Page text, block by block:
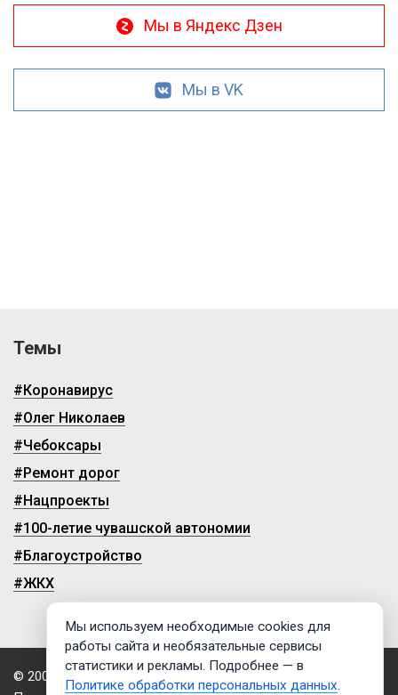
Мы в Яндекс Дзен
Мы в VK
Темы
#Коронавирус
#Олег Николаев
#Чебоксары
#Ремонт дорог
#Нацпроекты
#100-летие чувашской автономии
#Благоустройство
#ЖКХ
© 2009-2026, ГТРК «Чувашия»
Мы используем необходимые cookies для
работы сайта и необязательные сервисы
статистики и рекламы. Подробнее — в
Политике обработки персональных данных.